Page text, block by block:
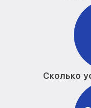
Сколько